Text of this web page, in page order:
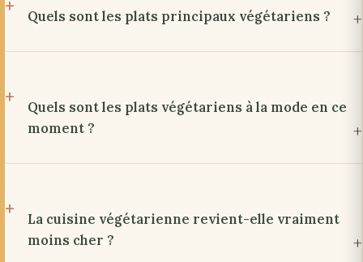
Quels sont les plats principaux végétariens ?
Quels sont les plats végétariens à la mode en ce
moment ?
La cuisine végétarienne revient-elle vraiment
moins cher ?